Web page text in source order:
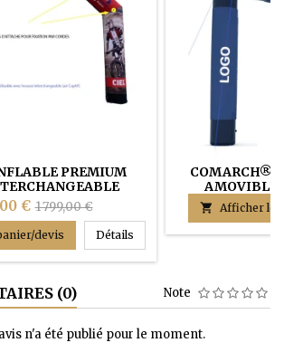
PREMIUM
€ 1 799,00 €
devis Détails ARCHE GONFLABLE
COMARCH®
 Afficher
(0) Note
n'a été publié pour le moment.